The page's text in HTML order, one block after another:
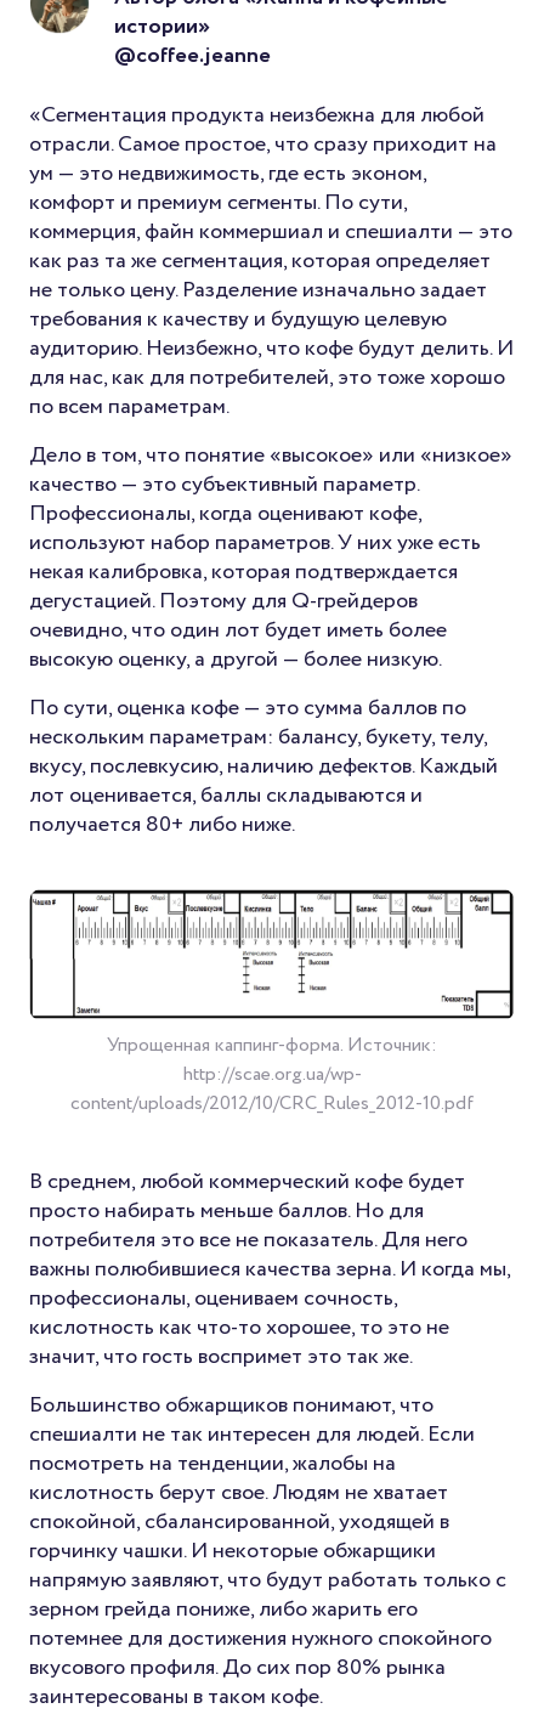
истории»
@coffee.jeanne
«Сегментация продукта неизбежна для любой
отрасли. Самое простое, что сразу приходит на
ум — это недвижимость, где есть эконом,
комфорт и премиум сегменты. По сути,
коммерция, файн коммершиал и спешиалти — это
как раз та же сегментация, которая определяет
не только цену. Разделение изначально задает
требования к качеству и будущую целевую
аудиторию. Неизбежно, что кофе будут делить. И
для нас, как для потребителей, это тоже хорошо
по всем параметрам.
Дело в том, что понятие «высокое» или «низкое»
качество — это субъективный параметр.
Профессионалы, когда оценивают кофе,
используют набор параметров. У них уже есть
некая калибровка, которая подтверждается
дегустацией. Поэтому для Q-грейдеров
очевидно, что один лот будет иметь более
высокую оценку, а другой — более низкую.
По сути, оценка кофе — это сумма баллов по
нескольким параметрам: балансу, букету, телу,
вкусу, послевкусию, наличию дефектов. Каждый
лот оценивается, баллы складываются и
получается 80+ либо ниже.
Упрощенная каппинг-форма. Источник:
http://scae.org.ua/wp-
content/uploads/2012/10/CRC_Rules_2012-10.pdf
В среднем, любой коммерческий кофе будет
просто набирать меньше баллов. Но для
потребителя это все не показатель. Для него
важны полюбившиеся качества зерна. И когда мы,
профессионалы, оцениваем сочность,
кислотность как что-то хорошее, то это не
значит, что гость воспримет это так же.
Большинство обжарщиков понимают, что
спешиалти не так интересен для людей. Если
посмотреть на тенденции, жалобы на
кислотность берут свое. Людям не хватает
спокойной, сбалансированной, уходящей в
горчинку чашки. И некоторые обжарщики
напрямую заявляют, что будут работать только с
зерном грейда пониже, либо жарить его
потемнее для достижения нужного спокойного
вкусового профиля. До сих пор 80% рынка
заинтересованы в таком кофе.